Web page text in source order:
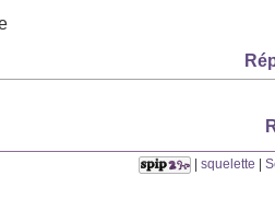
squelette